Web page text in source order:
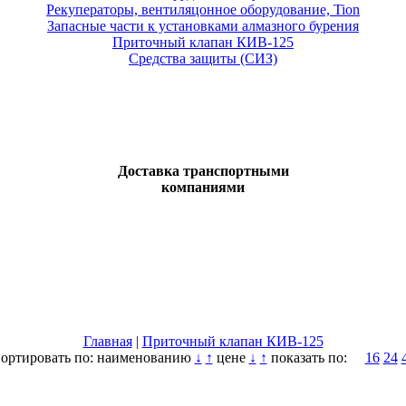
Рекуператоры, вентиляцонное оборудование, Tion
Запасные части к установками алмазного бурения
Приточный клапан КИВ-125
Средства защиты (СИЗ)
Доставка транспортными
компаниями
Главная| Приточный клапан КИВ-125
по: наименованию ↓ ↑ цене ↓ ↑ показать по: 16 24